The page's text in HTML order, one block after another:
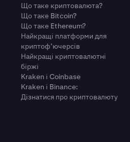
Що таке криптовалюта?
Що таке Bitcoin?
Що таке Ethereum?
Найкращі платформи для
криптоф’ючерсів
Найкращі криптовалютні
біржі
Kraken і Coinbase
Kraken і Binance:
Дізнатися про криптовалюту